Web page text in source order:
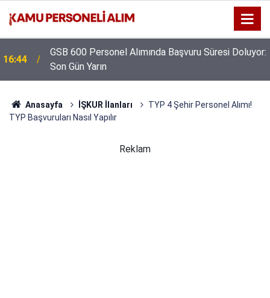
16:44
GSB 600 Personel Alımında Başvuru Süresi Doluyor:
Son Gün Yarın
Anasayfa İŞKUR İlanları
TYP 4 Şehir Personel Alımı!
TYP Başvuruları Nasıl Yapılır
Reklam